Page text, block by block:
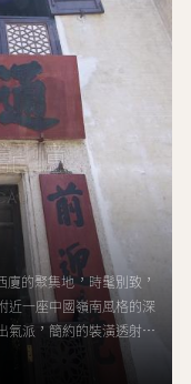
的聚集地，時髦別致，
近一座中國嶺南風格的深
氣派，簡約的裝潢透射出